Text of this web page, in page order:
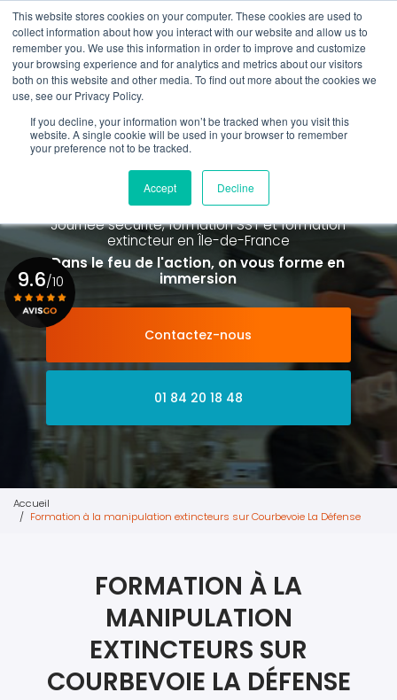
This website stores cookies on your computer. These cookies are used to
collect information about how you interact with our website and allow us to
remember you. We use this information in order to improve and customize
your browsing experience and for analytics and metrics about our visitors
both on this website and other media. To find out more about the cookies we
use, see our Privacy Policy.
If you decline, your information won’t be tracked when you visit this
website. A single cookie will be used in your browser to remember
your preference not to be tracked.
Accept Decline
Aller
au
contenu
principal
01 84 20 18 48
Rappel gratuit
Spécialiste de la formation SST et
de la Formation Incendie
à Paris La Défense depuis 2015
Journée sécurité, formation SST et formation
extincteuren Île-de-France
Dans le feu de l'action, on vous forme en
immersion
Contactez-nous
01 84 20 18 48
9.6/10
Voir le certificat
Accueil
Formation à la manipulation extincteurs sur Courbevoie La Défense
FORMATION À LA
MANIPULATION
EXTINCTEURS SUR
COURBEVOIE LA DÉFENSE